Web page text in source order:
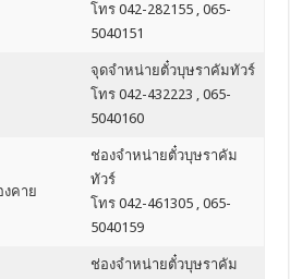
โทร 042-282155 , 065-
5040151
จุดจำหน่ายตั๋วบุษราคัมทัวร์
โทร 042-432223 , 065-
5040160
คาย
ช่องจำหน่ายตั๋วบุษราคัม
ทัวร์
โทร 042-461305 , 065-
5040159
ช่องจำหน่ายตั๋วบุษราคัม